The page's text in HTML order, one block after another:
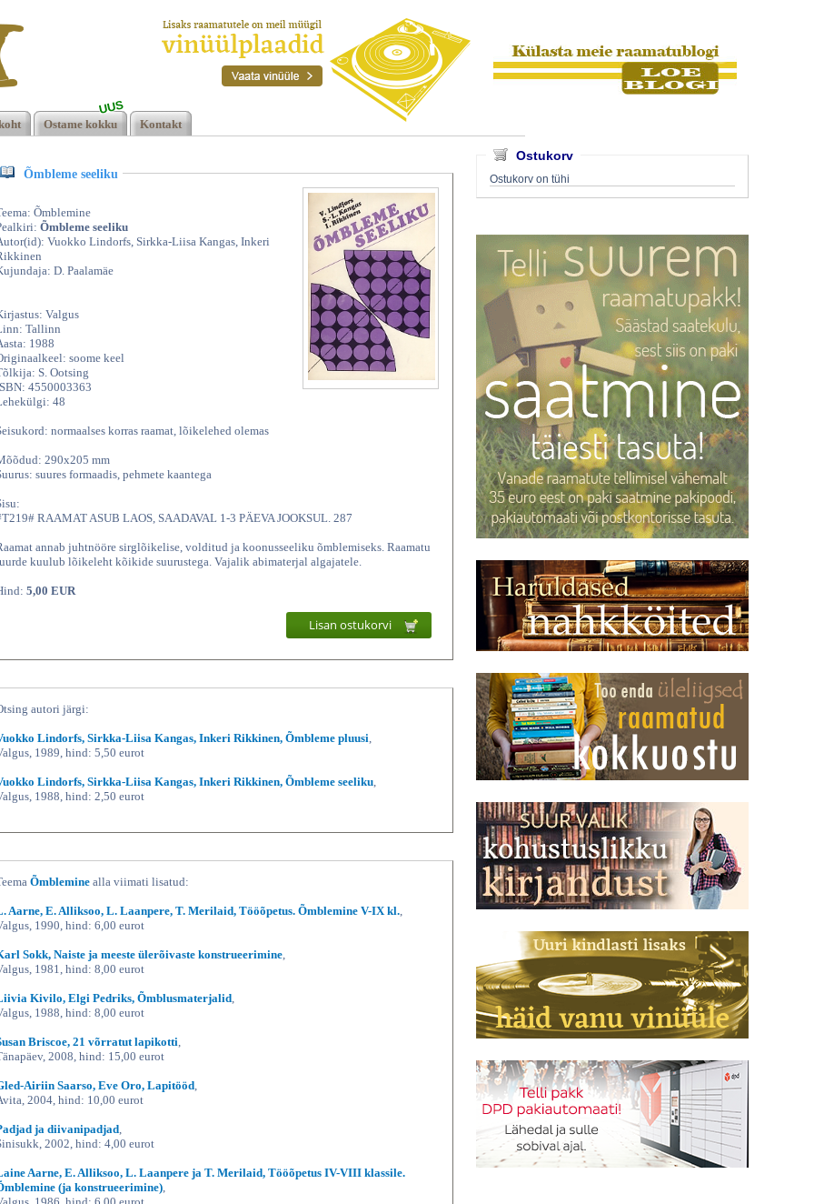
Ostame kokku
UUS
Kontakt
Ostukorv
Ostukorv on tühi
Õmbleme seeliku
Õmblemine
Õmbleme seeliku
Vuokko Lindorfs, Sirkka-Liisa Kangas, Inkeri
D. Paalamäe
Valgus
Tallinn
1988
soome keel
S. Ootsing
4550003363
48
normaalses korras raamat, lõikelehed olemas
290x205 mm
suures formaadis, pehmete kaantega
RAAMAT ASUB LAOS, SAADAVAL 1-3 PÄEVA JOOKSUL. 287
annab juhtnööre sirglõikelise, volditud ja koonusseeliku õmblemiseks. Raamatu
kuulub lõikeleht kõikide suurustega. Vajalik abimaterjal algajatele.
5,00 EUR
Lisan ostukorvi
autori järgi:
Lindorfs, Sirkka-Liisa Kangas, Inkeri Rikkinen, Õmbleme pluusi
1989, hind: 5,50 eurot
Lindorfs, Sirkka-Liisa Kangas, Inkeri Rikkinen, Õmbleme seeliku
1988, hind: 2,50 eurot
Õmblemine alla viimati lisatud:
Aarne, E. Alliksoo, L. Laanpere, T. Merilaid, Tööõpetus. Õmblemine V-IX kl.
1990, hind: 6,00 eurot
Sokk, Naiste ja meeste ülerõivaste konstrueerimine
1981, hind: 8,00 eurot
Kivilo, Elgi Pedriks, Õmblusmaterjalid
1988, hind: 8,00 eurot
Briscoe, 21 võrratut lapikotti
2008, hind: 15,00 eurot
Airiin Saarso, Eve Oro, Lapitööd
2004, hind: 10,00 eurot
ja diivanipadjad
2002, hind: 4,00 eurot
Aarne, E. Alliksoo, L. Laanpere ja T. Merilaid, Tööõpetus IV-VIII klassile.
(ja konstrueerimine)
1986, hind: 6,00 eurot